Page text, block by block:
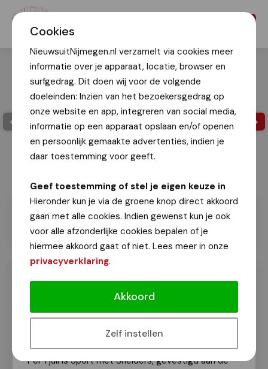
Cookies
NieuwsuitNijmegen.nl verzamelt via cookies meer
informatie over je apparaat, locatie, browser en
surfgedrag. Dit doen wij voor de volgende
doeleinden: Inzien van het bezoekersgedrag op
onze website en app, integreren van social media,
informatie op een apparaat opslaan en/of openen
en persoonlijk gemaakte advertenties, indien je
daar toestemming voor geeft.
Geef toestemming of stel je eigen keuze in
Hieronder kun je via de groene knop direct akkoord
gaan met alle cookies. Indien gewenst kun je ook
voor alle afzonderlijke cookies bepalen of je
hiermee akkoord gaat of niet. Lees meer in onze
privacyverklaring.
Akkoord
Zelf instellen
Sport met Snelders trots op NEC
Fanshop-status!
Van onze redactie
Per 1 juli is Sport met Snelders, gevestigd aan de